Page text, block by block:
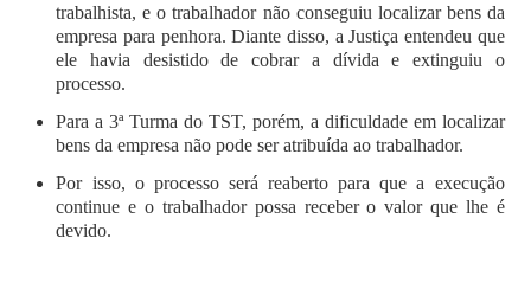
trabalhista, e o trabalhador não conseguiu localizar bens da
empresa para penhora. Diante disso, a Justiça entendeu que
ele havia desistido de cobrar a dívida e extinguiu o
processo.
Para a 3ª Turma do TST, porém, a dificuldade em localizar
bens da empresa não pode ser atribuída ao trabalhador.
Por isso, o processo será reaberto para que a execução
continue e o trabalhador possa receber o valor que lhe é
devido.